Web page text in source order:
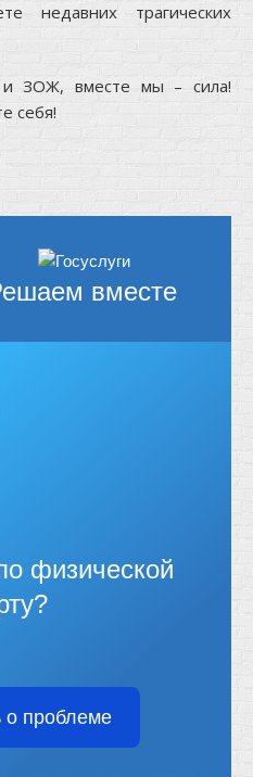
недавних трагических
и ЗОЖ, вместе мы – сила!
себя!
вместе
физической
проблеме